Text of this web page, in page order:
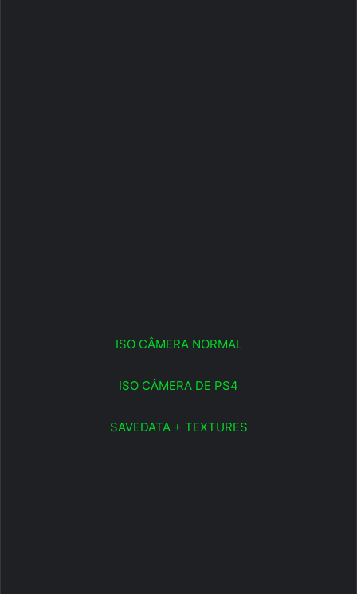
ISO CÂMERA NORMAL
ISO CÂMERA DE PS4
SAVEDATA + TEXTURES